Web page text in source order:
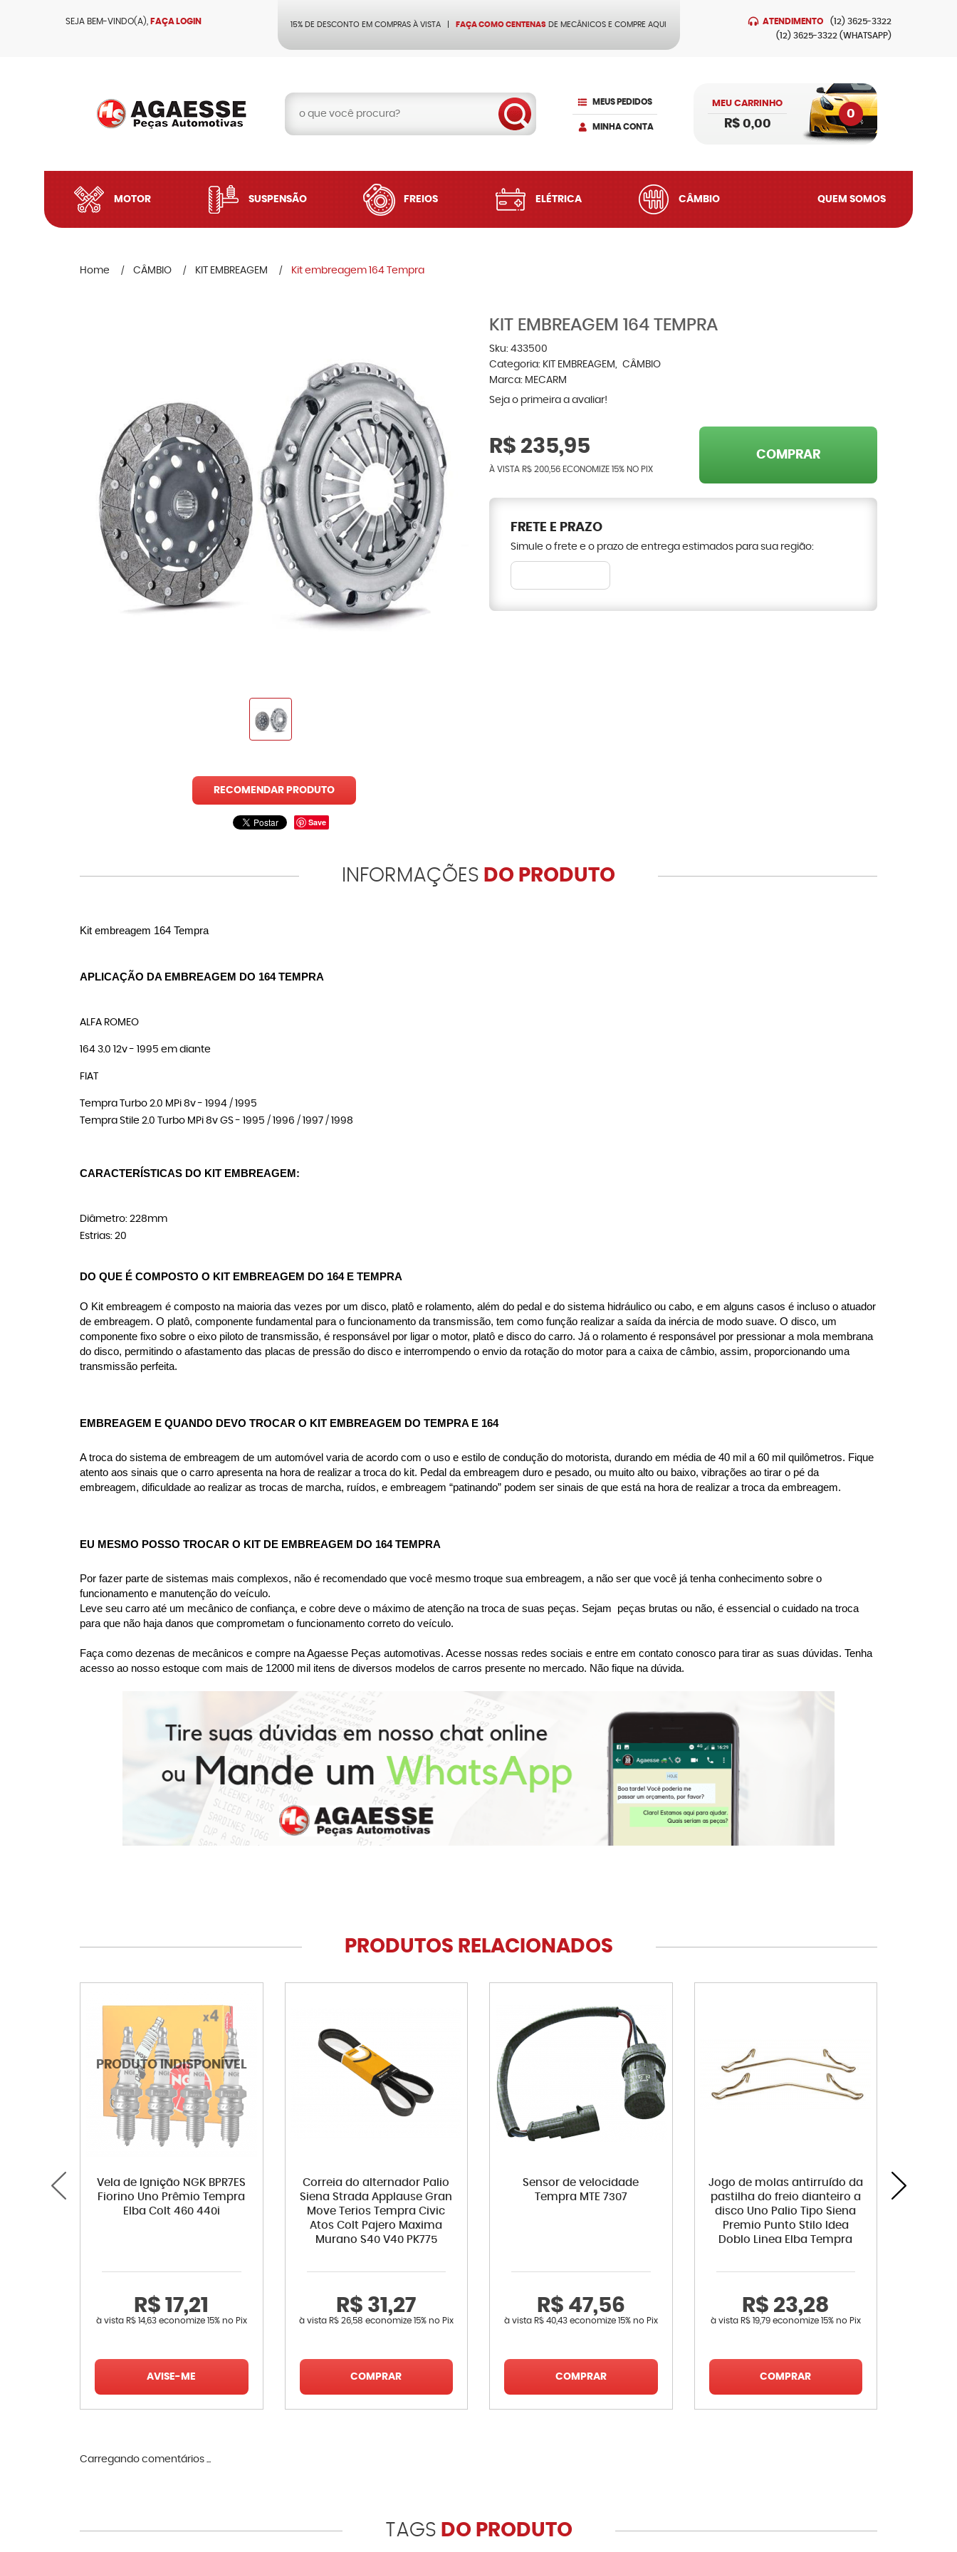
SEJA BEM-VINDO(A), FAÇA LOGIN 15% DE DESCONTO EM COMPRAS À VISTA FAÇA COMO CENTENAS DE MECÂNICOS E COMPRE AQUI ATENDIMENTO (12) 3625-3322
(12) 3625-3322 (WHATSAPP)
MEUS PEDIDOS
MINHA CONTA
MEU CARRINHO
0
R$ 0,00
MOTOR SUSPENSÃO FREIOS ELÉTRICA CÂMBIO QUEM SOMOS
Home CÂMBIO KIT EMBREAGEM Kit embreagem 164 Tempra
RECOMENDAR PRODUTO
Save
KIT EMBREAGEM 164 TEMPRA
Sku: 433500
Categoria: KIT EMBREAGEM
CÂMBIO
Marca: MECARM
Seja o primeira a avaliar!
R$ 235,95
À VISTA R$ 200,56 ECONOMIZE 15% NO PIX
COMPRAR
FRETE E PRAZO
Simule o frete e o prazo de entrega estimados para sua região:
INFORMAÇÕES DO PRODUTO
Kit embreagem 164 Tempra
APLICAÇÃO DA EMBREAGEM DO 164 TEMPRA
ALFA ROMEO
164 3.0 12v - 1995 em diante
FIAT
Tempra Turbo 2.0 MPi 8v - 1994 / 1995
Tempra Stile 2.0 Turbo MPi 8v GS - 1995 / 1996 / 1997 / 1998
CARACTERÍSTICAS DO KIT EMBREAGEM:
Diâmetro: 228mm
Estrias: 20
DO QUE É COMPOSTO O KIT EMBREAGEM DO 164 E TEMPRA
O Kit embreagem é composto na maioria das vezes por um disco, platô e rolamento, além do pedal e do sistema hidráulico ou cabo, e em alguns casos é incluso o atuador
de embreagem. O platô, componente fundamental para o funcionamento da transmissão, tem como função realizar a saída da inércia de modo suave. O disco, um
componente fixo sobre o eixo piloto de transmissão, é responsável por ligar o motor, platô e disco do carro. Já o rolamento é responsável por pressionar a mola membrana
do disco, permitindo o afastamento das placas de pressão do disco e interrompendo o envio da rotação do motor para a caixa de câmbio, assim, proporcionando uma
transmissão perfeita.
EMBREAGEM E QUANDO DEVO TROCAR O KIT EMBREAGEM DO TEMPRA E 164
A troca do sistema de embreagem de um automóvel varia de acordo com o uso e estilo de condução do motorista, durando em média de 40 mil a 60 mil quilômetros. Fique
atento aos sinais que o carro apresenta na hora de realizar a troca do kit. Pedal da embreagem duro e pesado, ou muito alto ou baixo, vibrações ao tirar o pé da
embreagem, dificuldade ao realizar as trocas de marcha, ruídos, e embreagem “patinando” podem ser sinais de que está na hora de realizar a troca da embreagem.
EU MESMO POSSO TROCAR O KIT DE EMBREAGEM DO 164 TEMPRA
Por fazer parte de sistemas mais complexos, não é recomendado que você mesmo troque sua embreagem, a não ser que você já tenha conhecimento sobre o
funcionamento e manutenção do veículo.
Leve seu carro até um mecânico de confiança, e cobre deve o máximo de atenção na troca de suas peças. Sejam  peças brutas ou não, é essencial o cuidado na troca
para que não haja danos que comprometam o funcionamento correto do veículo.
Faça como dezenas de mecânicos e compre na Agaesse Peças automotivas. Acesse nossas redes sociais e entre em contato conosco para tirar as suas dúvidas. Tenha
acesso ao nosso estoque com mais de 12000 mil itens de diversos modelos de carros presente no mercado. Não fique na dúvida.
PRODUTOS RELACIONADOS
Vela de Ignição NGK BPR7ES
Fiorino Uno Prêmio Tempra
Elba Colt 460 440i
R$ 17,21
à vista R$ 14,63economize 15% no Pix
AVISE-ME
Correia do alternador Palio
Siena Strada Applause Gran
Move Terios Tempra Civic
Atos Colt Pajero Maxima
Murano S40 V40 PK775
R$ 31,27
à vista R$ 26,58 economize 15% no Pix
COMPRAR
Sensor de velocidade
Tempra MTE 7307
R$ 47,56
à vista R$ 40,43economize 15% no Pix
COMPRAR
Jogo de molas antirruído da
pastilha do freio dianteiro a
disco Uno Palio Tipo Siena
Premio Punto Stilo Idea
Doblo Linea Elba Tempra
R$ 23,28
à vista R$ 19,79economize 15% no Pix
COMPRAR
Carregando comentários ...
TAGS DO PRODUTO